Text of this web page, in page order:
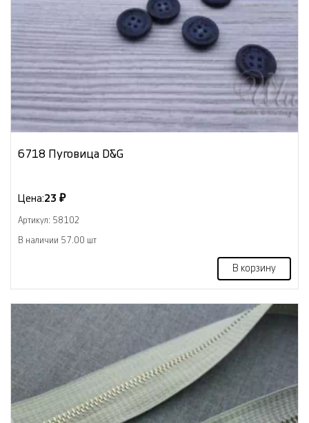
6718 Пуговица D&G
Цена:23 ₽
Артикул: 58102
В наличии 57.00 шт
В корзину